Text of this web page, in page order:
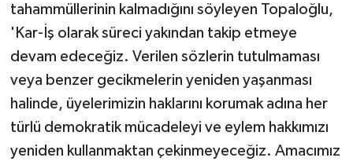
tahammüllerinin kalmadığını söyleyen Topaloğlu,
'Kar-İş olarak süreci yakından takip etmeye
devam edeceğiz. Verilen sözlerin tutulmaması
veya benzer gecikmelerin yeniden yaşanması
halinde, üyelerimizin haklarını korumak adına her
türlü demokratik mücadeleyi ve eylem hakkımızı
yeniden kullanmaktan çekinmeyeceğiz. Amacımız